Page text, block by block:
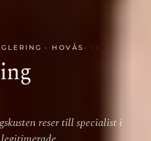
· HOVÅS
reser till specialist i